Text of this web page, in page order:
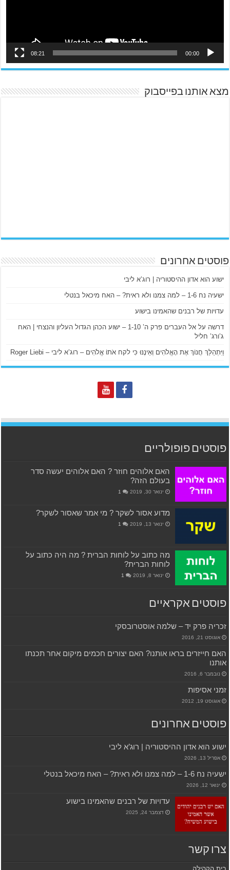
00:00
08:21
מצא אותנו בפייסבוק
פוסטים אחרונים
ישוע הוא אדון ההיסטוריה | רוג’א ליבי
ישעיה נח 1-6 – למה צמנו ולא ראית? – האח מיכאל בנטלי
עדויות של רבנים שהאמינו בישוע
דרשה על אל העברים פרק ה’ 1-10 – ישוע הכהן הגדול העליון והנצחי | האח
ג’ורג’ חליל
וַיִּתְהַלֵּךְ חֲנוֹךְ אֶת הָאֱלֹהִים וְאֵינֶנּוּ כִּי לקח אֹתוֹ אֱלֹהִים – רוג’א ליבי – Roger Liebi
פוסטים פופולריים
האם אלוהים חוזר ? האם אלוהים יעשה סדר
בעולם הזה?
ינואר 30, 2019 1
מדוע אסור לשקר ? מי אמר שאסור לשקר?
ינואר 13, 2019 1
מה כתוב על לוחות הברית ? מה היה כתוב על
לוחות הברית?
ינואר 8, 2019 1
פוסטים אקראיים
זכריה פרק יד – שלמה אוסטרובסקי
אוגוסט 21, 2016
האם חייזרים בראו אותנו? האם יצורים חכמים מיקום אחר תכנתו
אותנו
נובמבר 6, 2016
זמני אסיפות
אוגוסט 19, 2012
פוסטים אחרונים
ישוע הוא אדון ההיסטוריה | רוג’א ליבי
אפריל 13, 2026
ישעיה נח 1-6 – למה צמנו ולא ראית? – האח מיכאל בנטלי
ינואר 12, 2026
עדויות של רבנים שהאמינו בישוע
דצמבר 24, 2025
צרו קשר